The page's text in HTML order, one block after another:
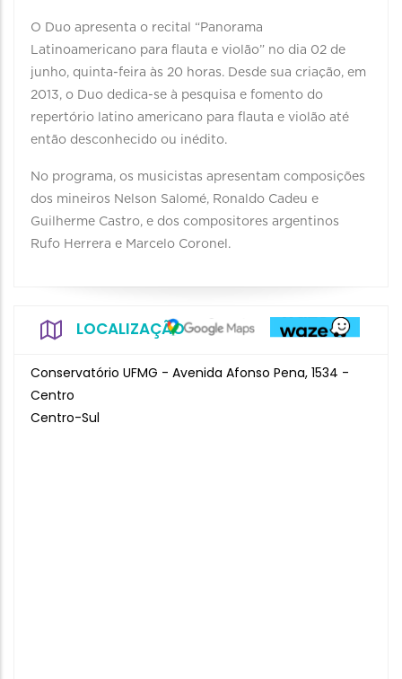
O Duo apresenta o recital “Panorama
Latinoamericano para flauta e violão” no dia 02 de
junho, quinta-feira às 20 horas. Desde sua criação, em
2013, o Duo dedica-se à pesquisa e fomento do
repertório latino americano para flauta e violão até
então desconhecido ou inédito.
No programa, os musicistas apresentam composições
dos mineiros Nelson Salomé, Ronaldo Cadeu e
Guilherme Castro, e dos compositores argentinos
Rufo Herrera e Marcelo Coronel.
LOCALIZAÇÃO
Conservatório UFMG - Avenida Afonso Pena, 1534 -
Centro
Centro-Sul